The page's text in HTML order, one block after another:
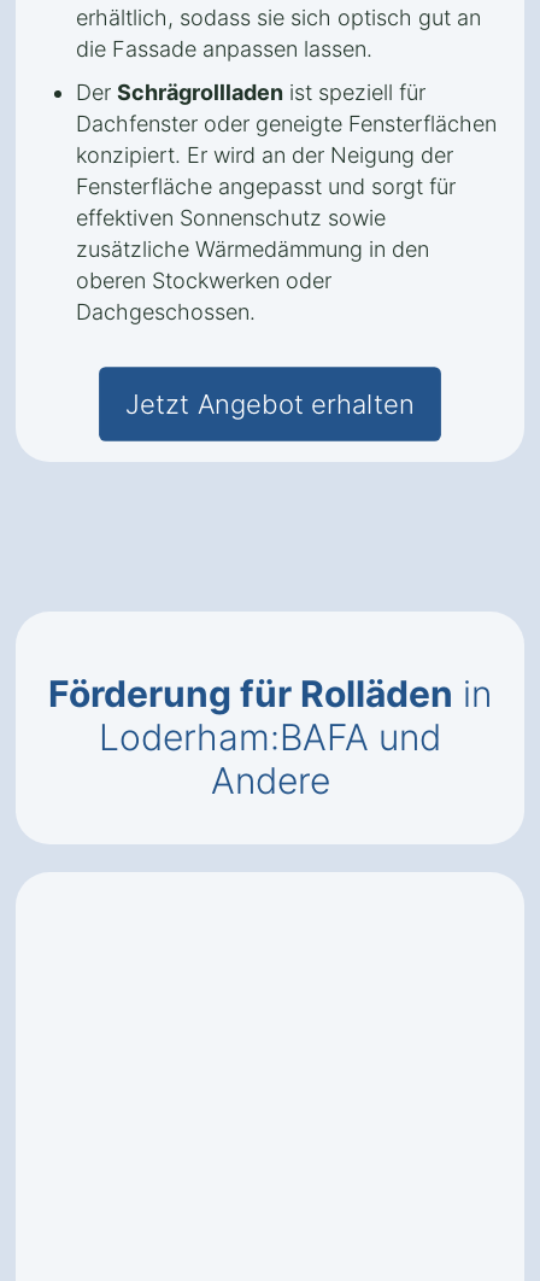
erhältlich, sodass sie sich optisch gut an
die Fassade anpassen lassen.
Der Schrägrollladen ist speziell für
Dachfenster oder geneigte Fensterflächen
konzipiert. Er wird an der Neigung der
Fensterfläche angepasst und sorgt für
effektiven Sonnenschutz sowie
zusätzliche Wärmedämmung in den
oberen Stockwerken oder
Dachgeschossen.
Jetzt Angebot erhalten
Förderung für Rolläden in
Loderham:BAFA und
Andere